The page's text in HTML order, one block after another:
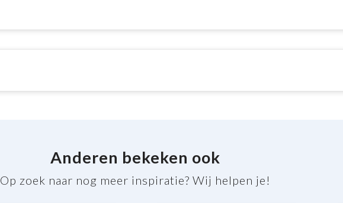
Anderen bekeken ook
Op zoek naar nog meer inspiratie? Wij helpen je!